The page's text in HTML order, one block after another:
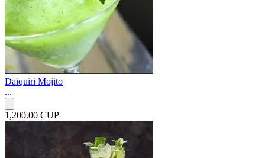
Daiquiri Mojito
...
1,200.00 CUP